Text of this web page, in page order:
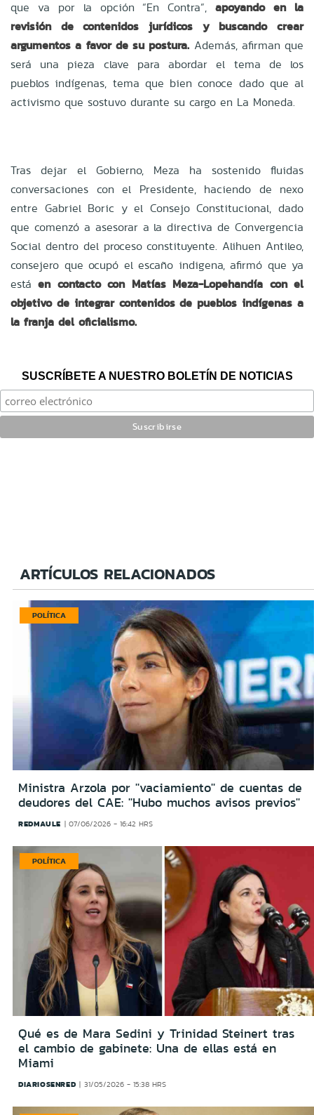
que va por la opción “En Contra”,apoyando en la
revisión de contenidos jurídicos y buscando crear
argumentos a favor de su postura. Además, afirman que
será una pieza clave para abordar el tema de los
pueblos indígenas, tema que bien conoce dado que al
activismo que sostuvo durante su cargo en La Moneda.
Tras dejar el Gobierno, Meza ha sostenido fluidas
conversaciones con el Presidente, haciendo de nexo
entre Gabriel Boric y el Consejo Constitucional, dado
que comenzó a asesorar a la directiva de Convergencia
Social dentro del proceso constituyente. Alihuen Antileo,
consejero que ocupó el escaño indigena, afirmó que ya
estáen contacto con Matías Meza-Lopehandía con el
objetivo de integrar contenidos de pueblos indígenas a
la franja del oficialismo.
SUSCRÍBETE A NUESTRO BOLETÍN DE NOTICIAS
ARTÍCULOS RELACIONADOS
POLÍTICA
Ministra Arzola por ''vaciamiento'' de cuentas de
deudores del CAE: ''Hubo muchos avisos previos''
REDMAULE 07/06/2026 - 16:42 HRS
POLÍTICA
Qué es de Mara Sedini y Trinidad Steinert tras
el cambio de gabinete: Una de ellas está en
Miami
DIARIOSENRED 31/05/2026 - 15:38 HRS